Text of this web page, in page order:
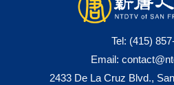
Tel: (415)
Email:
2433 De La Cruz Blvd.,